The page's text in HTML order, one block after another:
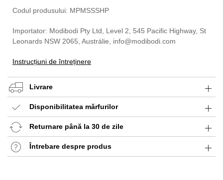
Codul produsului: MPMSSSHP
Importator: Modibodi Pty Ltd, Level 2, 545 Pacific Highway, St
Leonards NSW 2065, Austrálie, info@modibodi.com
Instrucțiuni de întreținere
Livrare
Disponibilitatea mărfurilor
Returnare până la 30 de zile
Întrebare despre produs